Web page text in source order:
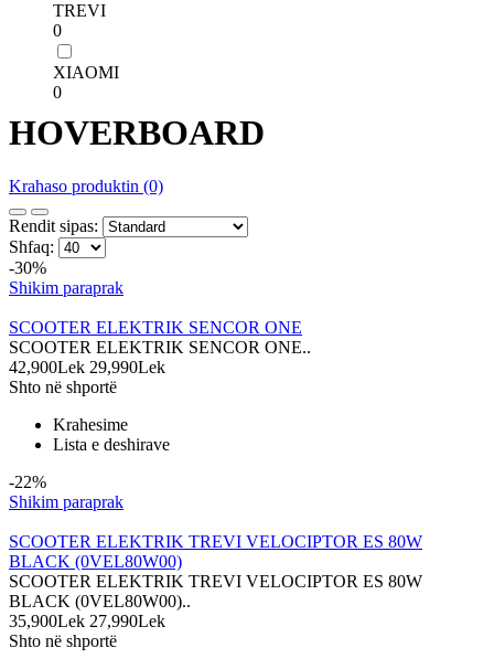
TREVI
0
XIAOMI
0
HOVERBOARD
Krahaso produktin (0)
Rendit sipas:
Shfaq:
-30%
Shikim paraprak
SCOOTER ELEKTRIK SENCOR ONE
SCOOTER ELEKTRIK SENCOR ONE..
42,900Lek 29,990Lek
Shto në shportë
Krahesime
Lista e deshirave
-22%
Shikim paraprak
SCOOTER ELEKTRIK TREVI VELOCIPTOR ES 80W
BLACK (0VEL80W00)
SCOOTER ELEKTRIK TREVI VELOCIPTOR ES 80W
BLACK (0VEL80W00)..
35,900Lek 27,990Lek
Shto në shportë